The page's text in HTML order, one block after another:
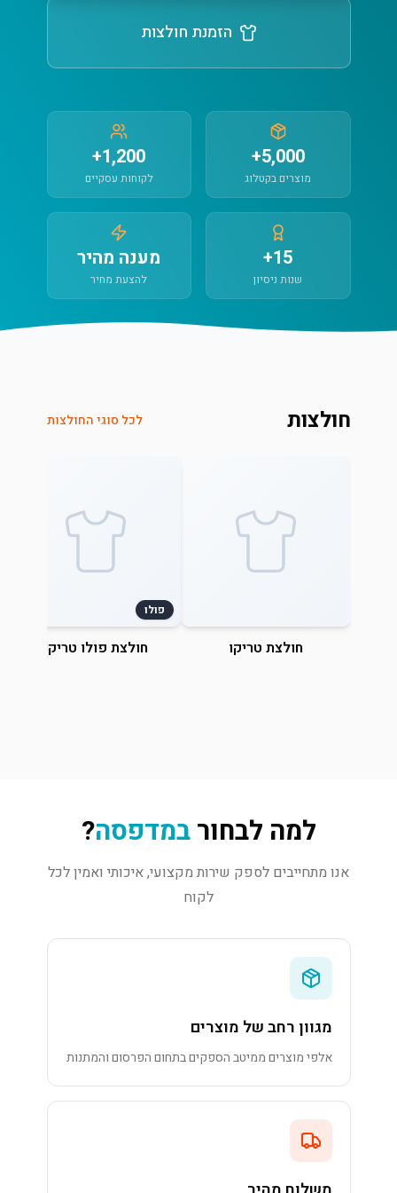
הזמנת חולצות
5,000+
מוצרים בקטלוג
1,200+
לקוחות עסקיים
15+
שנות ניסיון
מענה מהיר
להצעת מחיר
חולצות לכל סוגי החולצות
חולצת טריקו
פולו
חולצת פולו טריקו
למה לבחורבמדפסה?
אנו מתחייבים לספק שירות מקצועי, איכותי ואמין לכל
לקוח
מגוון רחב של מוצרים
אלפי מוצרים ממיטב הספקים בתחום הפרסום והמתנות